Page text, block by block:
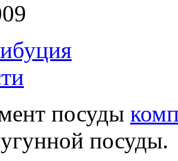
посуды
посуды.